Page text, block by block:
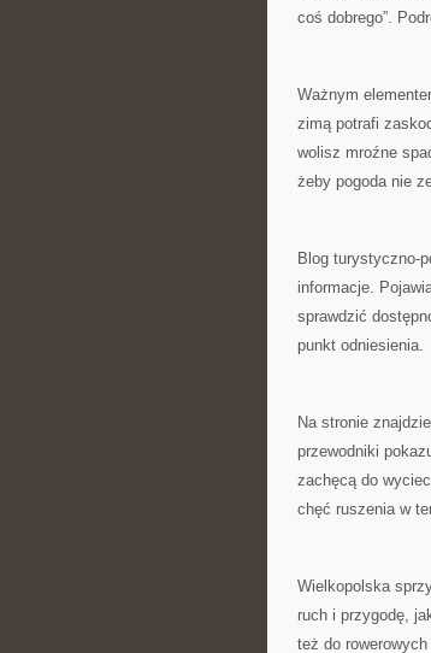
coś dobrego”.
Ważnym
zimą potrafi
wolisz mroźne
żeby pogoda nie
Blog turystyczno-
informacje.
sprawdzić
punkt odniesienia.
Na stronie
przewodniki
zachęcą do
chęć ruszenia w
Wielkopolska
ruch i przygodę,
też do